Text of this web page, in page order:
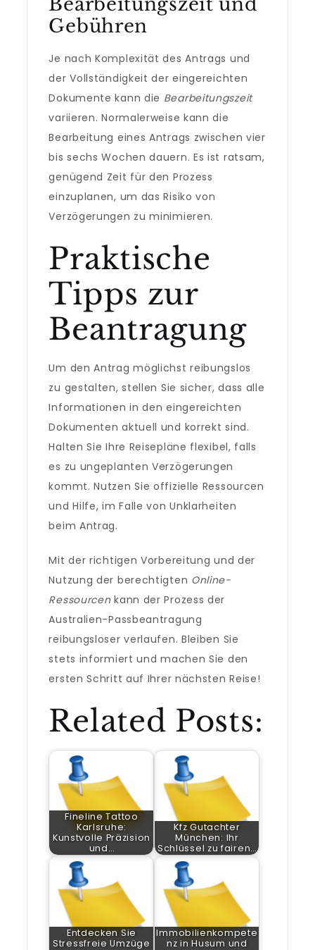
Gebühren
Je nach Komplexität des Antrags und
der Vollständigkeit der eingereichten
Dokumente kann die Bearbeitungszeit
variieren. Normalerweise kann die
Bearbeitung eines Antrags zwischen vier
bis sechs Wochen dauern. Es ist ratsam,
genügend Zeit für den Prozess
einzuplanen, um das Risiko von
Verzögerungen zu minimieren.
Praktische
Tipps zur
Beantragung
Um den Antrag möglichst reibungslos
zu gestalten, stellen Sie sicher, dass alle
Informationen in den eingereichten
Dokumenten aktuell und korrekt sind.
Halten Sie Ihre Reisepläne flexibel, falls
es zu ungeplanten Verzögerungen
kommt. Nutzen Sie offizielle Ressourcen
und Hilfe, im Falle von Unklarheiten
beim Antrag.
Mit der richtigen Vorbereitung und der
Nutzung der berechtigten Online-
Ressourcenkann der Prozess der
Australien-Passbeantragung
reibungsloser verlaufen. Bleiben Sie
stets informiert und machen Sie den
ersten Schritt auf Ihrer nächsten Reise!
Related Posts:
Fineline Tattoo
Karlsruhe:
Kunstvolle Präzision
und…
Kfz Gutachter
München: Ihr
Schlüssel zu fairen…
Entdecken Sie
Stressfreie Umzüge
Immobilienkompete
nz in Husum und